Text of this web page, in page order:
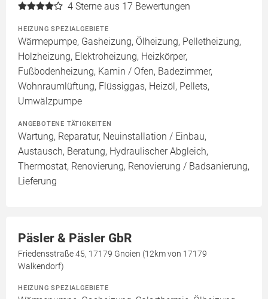
4 Sterne aus 17 Bewertungen
HEIZUNG SPEZIALGEBIETE
Wärmepumpe, Gasheizung, Ölheizung, Pelletheizung,
Holzheizung, Elektroheizung, Heizkörper,
Fußbodenheizung, Kamin / Ofen, Badezimmer,
Wohnraumlüftung, Flüssiggas, Heizöl, Pellets,
Umwälzpumpe
ANGEBOTENE TÄTIGKEITEN
Wartung, Reparatur, Neuinstallation / Einbau,
Austausch, Beratung, Hydraulischer Abgleich,
Thermostat, Renovierung, Renovierung / Badsanierung,
Lieferung
Päsler & Päsler GbR
Friedensstraße 45, 17179 Gnoien (12km von 17179
Walkendorf)
HEIZUNG SPEZIALGEBIETE